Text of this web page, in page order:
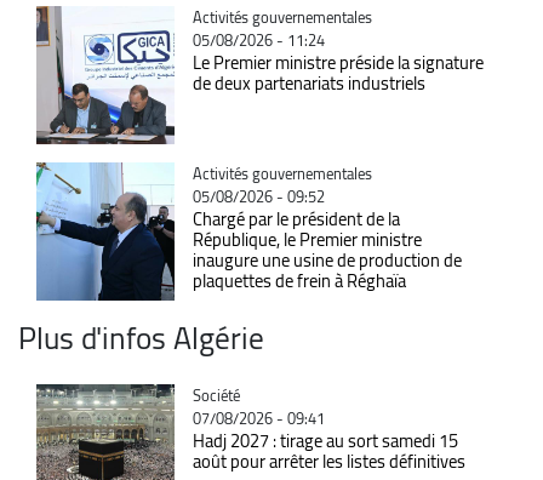
Catégorie
Activités gouvernementales
05/08/2026 - 11:24
Le Premier ministre préside la signature
de deux partenariats industriels
Catégorie
Activités gouvernementales
05/08/2026 - 09:52
Chargé par le président de la
République, le Premier ministre
inaugure une usine de production de
plaquettes de frein à Réghaïa
Plus d'infos Algérie
Catégorie
Société
07/08/2026 - 09:41
Hadj 2027 : tirage au sort samedi 15
août pour arrêter les listes définitives